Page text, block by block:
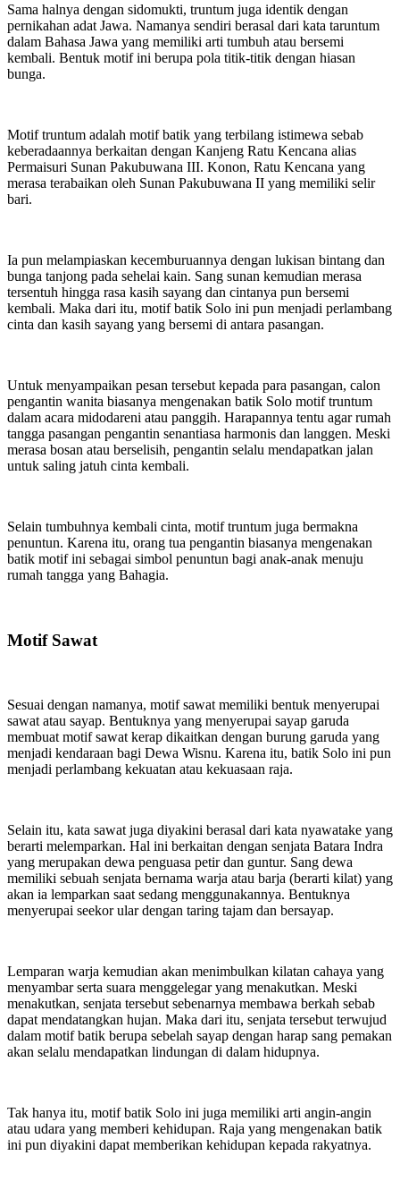
Sama halnya dengan sidomukti, truntum juga identik dengan
pernikahan adat Jawa. Namanya sendiri berasal dari kata taruntum
dalam Bahasa Jawa yang memiliki arti tumbuh atau bersemi
kembali. Bentuk motif ini berupa pola titik-titik dengan hiasan
bunga.
Motif truntum adalah motif batik yang terbilang istimewa sebab
keberadaannya berkaitan dengan Kanjeng Ratu Kencana alias
Permaisuri Sunan Pakubuwana III. Konon, Ratu Kencana yang
merasa terabaikan oleh Sunan Pakubuwana II yang memiliki selir
bari.
Ia pun melampiaskan kecemburuannya dengan lukisan bintang dan
bunga tanjong pada sehelai kain. Sang sunan kemudian merasa
tersentuh hingga rasa kasih sayang dan cintanya pun bersemi
kembali. Maka dari itu, motif batik Solo ini pun menjadi perlambang
cinta dan kasih sayang yang bersemi di antara pasangan.
Untuk menyampaikan pesan tersebut kepada para pasangan, calon
pengantin wanita biasanya mengenakan batik Solo motif truntum
dalam acara midodareni atau panggih. Harapannya tentu agar rumah
tangga pasangan pengantin senantiasa harmonis dan langgen. Meski
merasa bosan atau berselisih, pengantin selalu mendapatkan jalan
untuk saling jatuh cinta kembali.
Selain tumbuhnya kembali cinta, motif truntum juga bermakna
penuntun. Karena itu, orang tua pengantin biasanya mengenakan
batik motif ini sebagai simbol penuntun bagi anak-anak menuju
rumah tangga yang Bahagia.
Motif Sawat
Sesuai dengan namanya, motif sawat memiliki bentuk menyerupai
sawat atau sayap. Bentuknya yang menyerupai sayap garuda
membuat motif sawat kerap dikaitkan dengan burung garuda yang
menjadi kendaraan bagi Dewa Wisnu. Karena itu, batik Solo ini pun
menjadi perlambang kekuatan atau kekuasaan raja.
Selain itu, kata sawat juga diyakini berasal dari kata nyawatake yang
berarti melemparkan. Hal ini berkaitan dengan senjata Batara Indra
yang merupakan dewa penguasa petir dan guntur. Sang dewa
memiliki sebuah senjata bernama warja atau barja (berarti kilat) yang
akan ia lemparkan saat sedang menggunakannya. Bentuknya
menyerupai seekor ular dengan taring tajam dan bersayap.
Lemparan warja kemudian akan menimbulkan kilatan cahaya yang
menyambar serta suara menggelegar yang menakutkan. Meski
menakutkan, senjata tersebut sebenarnya membawa berkah sebab
dapat mendatangkan hujan. Maka dari itu, senjata tersebut terwujud
dalam motif batik berupa sebelah sayap dengan harap sang pemakan
akan selalu mendapatkan lindungan di dalam hidupnya.
Tak hanya itu, motif batik Solo ini juga memiliki arti angin-angin
atau udara yang memberi kehidupan. Raja yang mengenakan batik
ini pun diyakini dapat memberikan kehidupan kepada rakyatnya.